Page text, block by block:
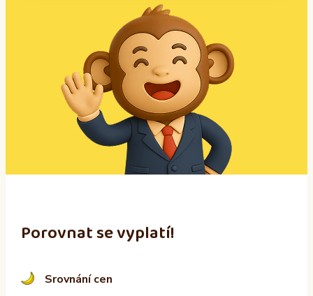
:
Porovnat se vyplatí!
Srovnání cen